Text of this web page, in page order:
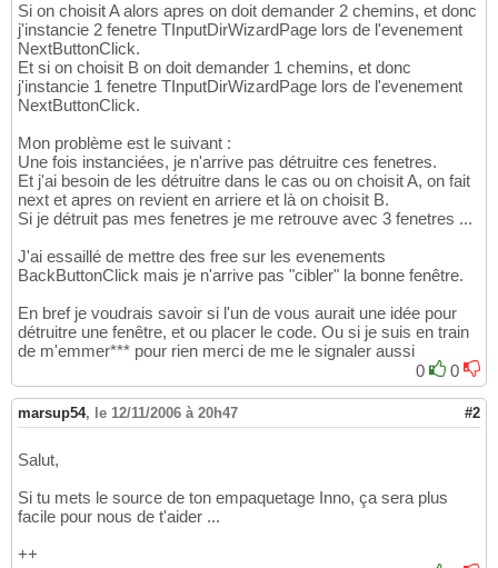
Si on choisit A alors apres on doit demander 2 chemins, et donc
j'instancie 2 fenetre TInputDirWizardPage lors de l'evenement
NextButtonClick.
Et si on choisit B on doit demander 1 chemins, et donc
j'instancie 1 fenetre TInputDirWizardPage lors de l'evenement
NextButtonClick.
Mon problème est le suivant :
Une fois instanciées, je n'arrive pas détruitre ces fenetres.
Et j'ai besoin de les détruitre dans le cas ou on choisit A, on fait
next et apres on revient en arriere et là on choisit B.
Si je détruit pas mes fenetres je me retrouve avec 3 fenetres ...
J'ai essaillé de mettre des free sur les evenements
BackButtonClick mais je n'arrive pas "cibler" la bonne fenêtre.
En bref je voudrais savoir si l'un de vous aurait une idée pour
détruitre une fenêtre, et ou placer le code. Ou si je suis en train
de m'emmer*** pour rien merci de me le signaler aussi
0
0
marsup54, le 12/11/2006 à 20h47 #2
Salut,
Si tu mets le source de ton empaquetage Inno, ça sera plus
facile pour nous de t'aider ...
++